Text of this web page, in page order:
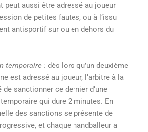
peut aussi être adressé au joueur
de petites fautes, ou à l’issu
antisportif sur ou en dehors du
temporaire : dès lors qu’un deuxième
est adressé au joueur, l’arbitre à la
sanctionner ce dernier d’une
qui dure 2 minutes. En
des sanctions se présente de
et chaque handballeur a